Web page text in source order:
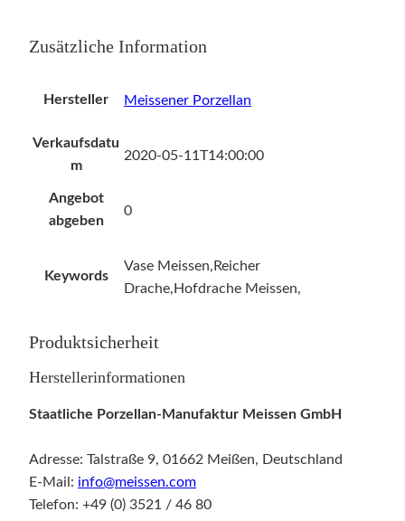
Zusätzliche Information
Hersteller Meissener Porzellan
Verkaufsdatu
m
2020-05-11T14:00:00
Angebot
abgeben
0
Keywords
Vase Meissen,Reicher
Drache,Hofdrache Meissen,
Produktsicherheit
Herstellerinformationen
Staatliche Porzellan-Manufaktur Meissen GmbH
Adresse: Talstraße 9, 01662 Meißen, Deutschland
E-Mail: info@meissen.com
Telefon: +49 (0) 3521 / 46 80